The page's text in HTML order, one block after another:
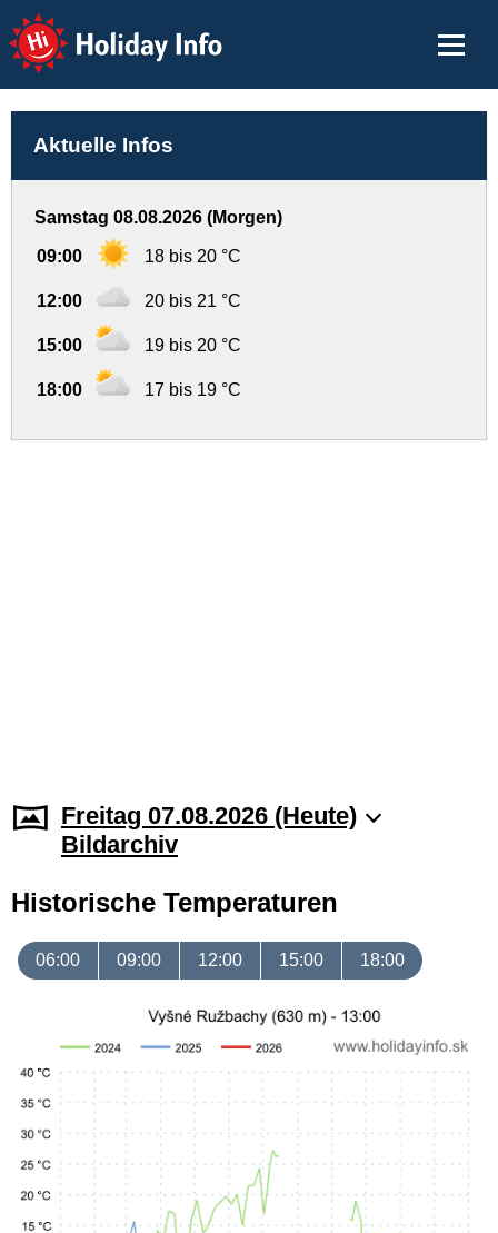
Holiday Info
Aktuelle Infos
Samstag 08.08.2026 (Morgen)
09:00 18 bis 20 °C
12:00 20 bis 21 °C
15:00 19 bis 20 °C
18:00 17 bis 19 °C
Freitag 07.08.2026 (Heute)
Bildarchiv
Historische Temperaturen
06:00 09:00 12:00 15:00 18:00